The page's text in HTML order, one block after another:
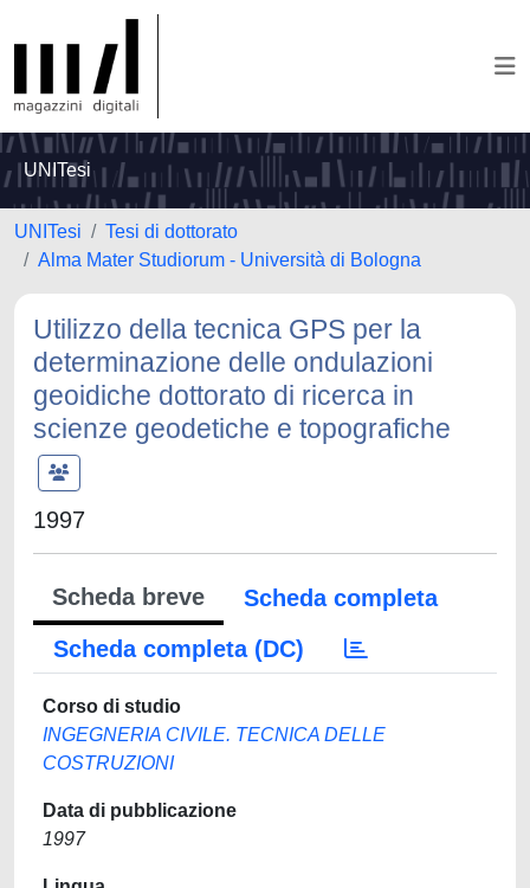
UNITesi
UNITesi
Tesi di dottorato
Alma Mater Studiorum - Università di Bologna
Utilizzo della tecnica GPS per la
determinazione delle ondulazioni
geoidiche dottorato di ricerca in
scienze geodetiche e topografiche
1997
Scheda breve
Scheda completa
Scheda completa (DC)
Corso di studio
INGEGNERIA CIVILE. TECNICA DELLE
COSTRUZIONI
Data di pubblicazione
1997